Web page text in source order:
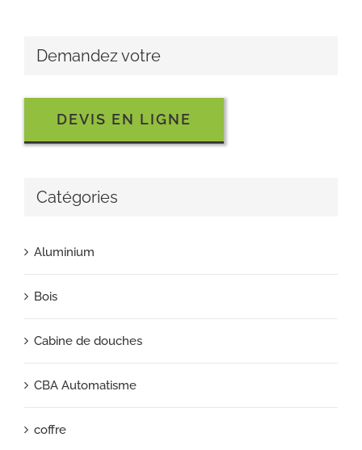
Demandez votre
DEVIS EN LIGNE
Catégories
Aluminium
Bois
Cabine de douches
CBA Automatisme
coffre